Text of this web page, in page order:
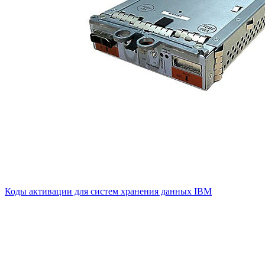
Коды активации для систем хранения данных IBM